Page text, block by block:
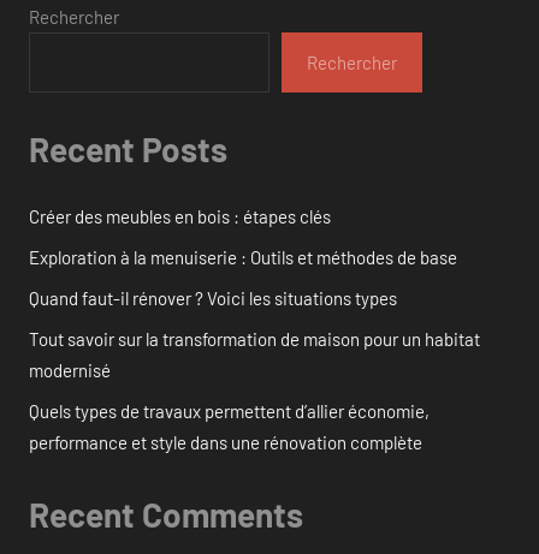
Rechercher
Rechercher
Recent Posts
Créer des meubles en bois : étapes clés
Exploration à la menuiserie : Outils et méthodes de base
Quand faut-il rénover ? Voici les situations types
Tout savoir sur la transformation de maison pour un habitat
modernisé
Quels types de travaux permettent d’allier économie,
performance et style dans une rénovation complète
Recent Comments